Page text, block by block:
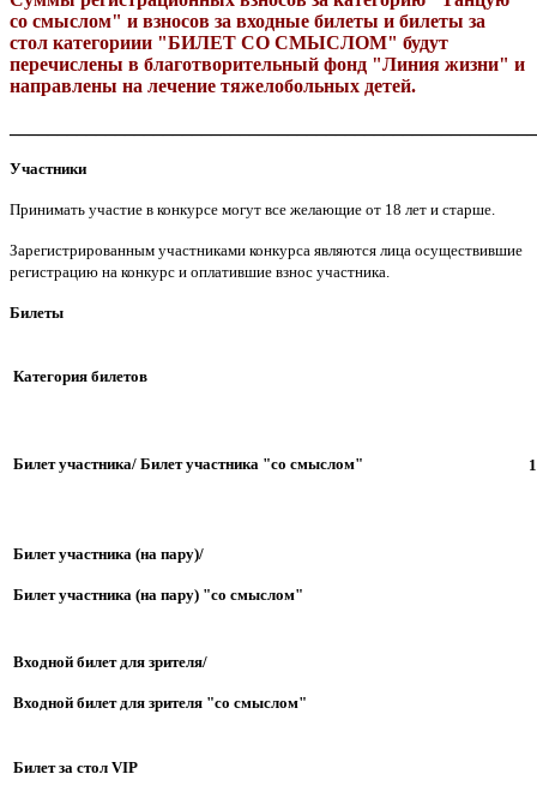
со смыслом" и взносов за входные билеты и билеты за
стол категориии "БИЛЕТ СО СМЫСЛОМ" будут
перечислены в благотворительный фонд "Линия жизни" и
направлены на лечение тяжелобольных детей.
Участники
Принимать участие в конкурсе могут все желающие от 18 лет и старше.
Зарегистрированным участниками конкурса являются лица осуществившие
регистрацию на конкурс и оплатившие взнос участника.
Билеты
Категория билетов
Билет участника/ Билет участника "со смыслом"
Билет участника (на пару)/
Билет участника (на пару) "со смыслом"
Входной билет для зрителя/
Входной билет для зрителя "со смыслом"
Билет за стол VIP